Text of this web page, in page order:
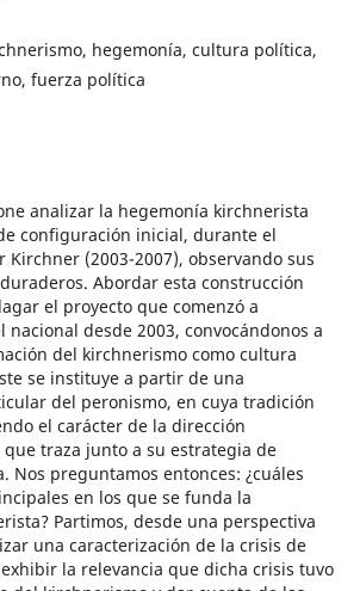
hegemonía, cultura política,
fuerza política
analizar la hegemonía kirchnerista
configuración inicial, durante el
Kirchner (2003-2007), observando sus
Abordar esta construcción
el proyecto que comenzó a
nacional desde 2003, convocándonos a
del kirchnerismo como cultura
se instituye a partir de una
del peronismo, en cuya tradición
el carácter de la dirección
traza junto a su estrategia de
Nos preguntamos entonces: ¿cuáles
en los que se funda la
Partimos, desde una perspectiva
una caracterización de la crisis de
la relevancia que dicha crisis tuvo